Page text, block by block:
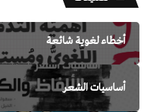
أخطاء لغوية شائعة
أساسيات الشعر